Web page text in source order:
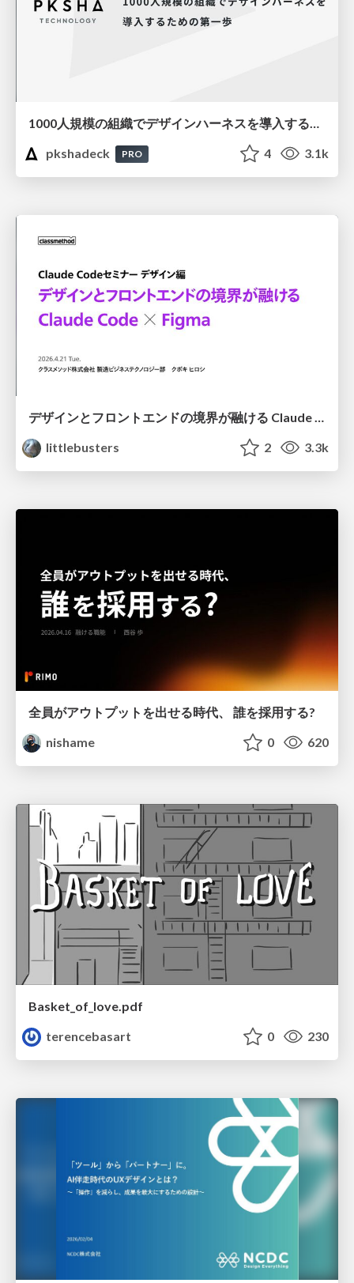
1000人規模の組織でデザインハーネスを導入するための第一歩
pkshadeck
PRO 4 3.1k
デザインとフロントエンドの境界が融ける Claude Code × Figma
littlebusters
2 3.3k
全員がアウトプットを出せる時代、 誰を採用する?
nishame
0 620
Basket_of_love.pdf
terencebasart
0 230